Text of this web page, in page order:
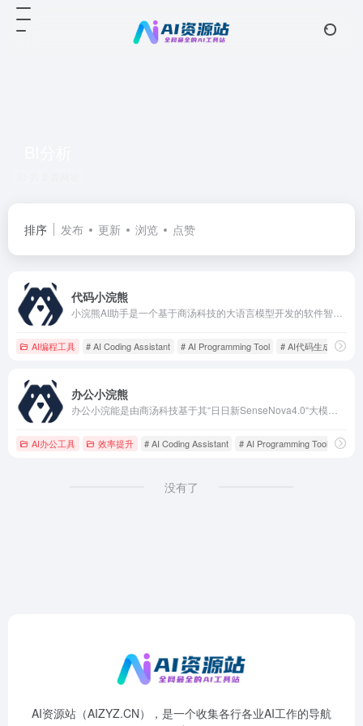
排序 发布 更新 浏览 点赞
代码小浣熊
AI编程工具 # AI Coding Assistant # AI Programming Tool # AI代码生成
办公小浣熊
AI办公工具 效率提升 # AI Coding Assistant # AI Programming Tool # AI
没有了
AI资源站（AIZYZ.CN），是一个收集各行各业AI工作的导航